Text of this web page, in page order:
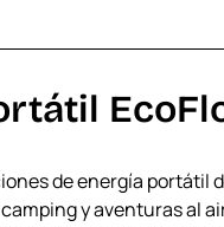
de energía portátil
y aventuras al